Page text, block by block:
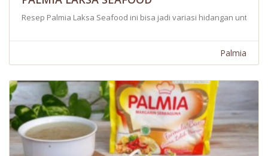
Resep Palmia Laksa Seafood ini bisa jadi variasi hidangan untuk
Palmia